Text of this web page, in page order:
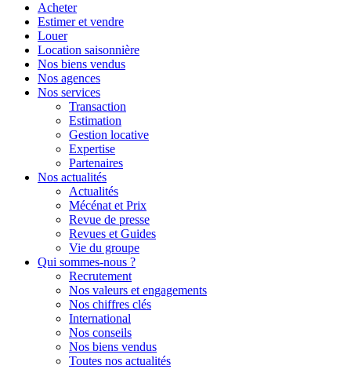
Acheter
Estimer et vendre
Louer
Location saisonnière
Nos biens vendus
Nos agences
Nos services
Transaction
Estimation
Gestion locative
Expertise
Partenaires
Nos actualités
Actualités
Mécénat et Prix
Revue de presse
Revues et Guides
Vie du groupe
Qui sommes-nous ?
Recrutement
Nos valeurs et engagements
Nos chiffres clés
International
Nos conseils
Nos biens vendus
Toutes nos actualités